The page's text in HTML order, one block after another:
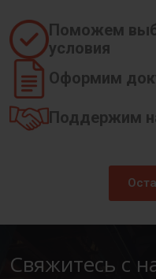
Поможем
условия
Оформим
Поддержим
Свяжитесь с